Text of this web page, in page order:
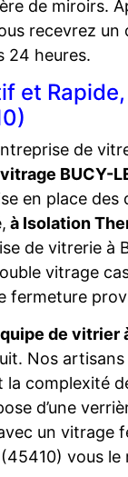
de miroirs.
recevrez
24 heures.
et
de
BUCY-
en place
à Isolation
de vitrerie à
vitrage
fermeture
de vitrier
Nos
la complexité
d’une
un vitrage
vous